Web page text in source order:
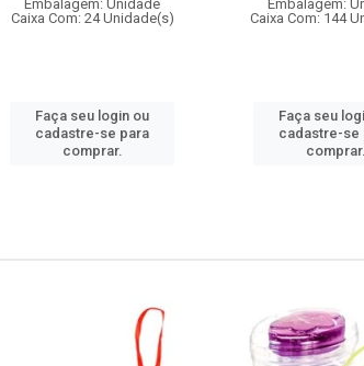
Embalagem: Unidade
Caixa Com: 24 Unidade(s)
Faça seu login ou
cadastre-se para
comprar.
Embalagem:
Caixa Com: 144
Faça seu
cadastre-se
comprar.